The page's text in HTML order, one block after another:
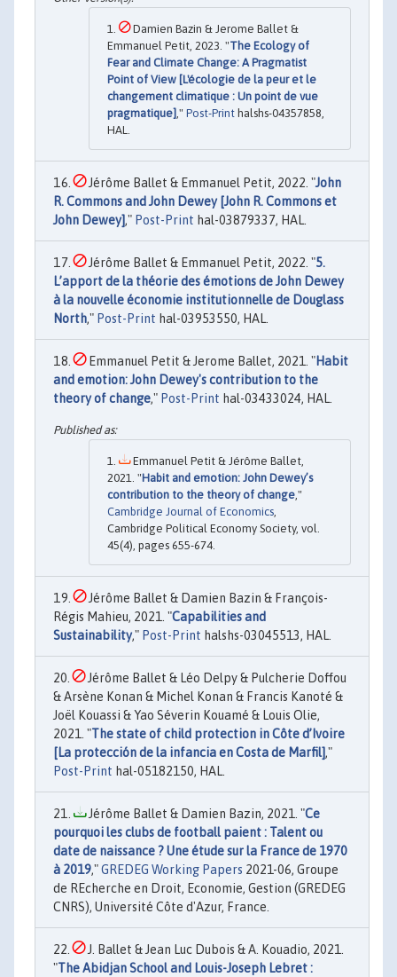
Damien Bazin & Jerome Ballet &
Emmanuel Petit, 2023. "The Ecology of
Fear and Climate Change: A Pragmatist
Point of View [L'écologie de la peur et le
changement climatique : Un point de vue
pragmatique] ," Post-Print halshs-04357858,
HAL.
Jérôme Ballet & Emmanuel Petit, 2022. "John
R. Commons and John Dewey [John R. Commons et
John Dewey]," Post-Print hal-03879337, HAL.
Jérôme Ballet & Emmanuel Petit, 2022. "5.
L’apport de la théorie des émotions de John Dewey
à la nouvelle économie institutionnelle de Douglass
North," Post-Print hal-03953550, HAL.
Emmanuel Petit & Jerome Ballet, 2021. "Habit
and emotion: John Dewey's contribution to the
theory of change," Post-Print hal-03433024, HAL.
Emmanuel Petit & Jérôme Ballet,
2021. "Habit and emotion: John Dewey’s
contribution to the theory of change,"
Cambridge Journal of Economics,
Cambridge Political Economy Society, vol.
45(4), pages 655-674.
Jérôme Ballet & Damien Bazin & François-
Régis Mahieu, 2021. "Capabilities and
Sustainability," Post-Print halshs-03045513, HAL.
Jérôme Ballet & Léo Delpy & Pulcherie Doffou
& Arsène Konan & Michel Konan & Francis Kanoté &
Joël Kouassi & Yao Séverin Kouamé & Louis Olie,
2021. "The state of child protection in Côte d’Ivoire
[La protección de la infancia en Costa de Marfil],"
Post-Print hal-05182150, HAL.
Jérôme Ballet & Damien Bazin, 2021. "Ce
pourquoi les clubs de football paient : Talent ou
date de naissance ? Une étude sur la France de 1970
à 2019,"GREDEG Working Papers 2021-06, Groupe
de REcherche en Droit, Economie, Gestion (GREDEG
CNRS), Université Côte d'Azur, France.
J. Ballet & Jean Luc Dubois & A. Kouadio, 2021.
"The Abidjan School and Louis-Joseph Lebret :